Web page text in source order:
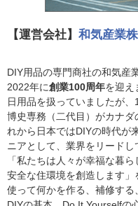
【運営会社】 和気産業
DIY用品の専門商社の和気産
2022年に創業100周年を迎え
日用品を扱っていましたが
博史専務（二代目）がカナ
れから日本ではDIYの時代が
ニアとして、業界をリードし
「私たちは人々が幸福な暮
安全な住環境を創造します
使って何かを作る、補修す